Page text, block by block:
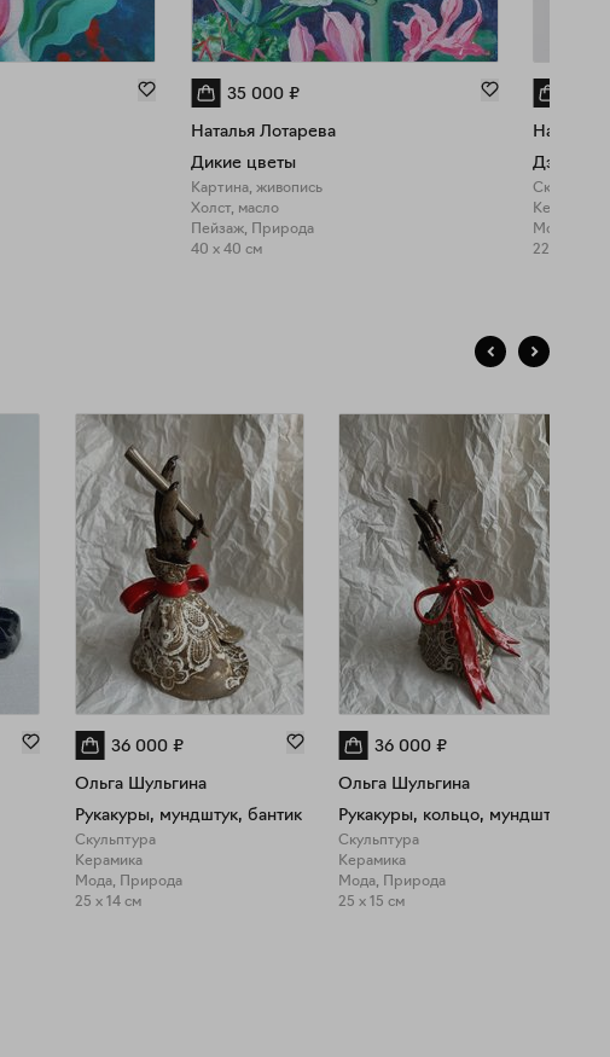
35 000 ₽
Наталья Лотарева
Дикие цветы
Картина, живопись
Холст, масло
Пейзаж, Природа
40 x 40 см
Наталья
Дэндра-
Керамика,
Мода,
22 x 17 см
36 000 ₽
Ольга Шульгина
Рукакуры, мундштук, бантик
Скульптура
Керамика
Мода, Природа
25 x 14 см
36 000 ₽
Ольга Шульгина
Рукакуры, кольцо, мундштук
Скульптура
Керамика
Мода, Природа
25 x 15 см